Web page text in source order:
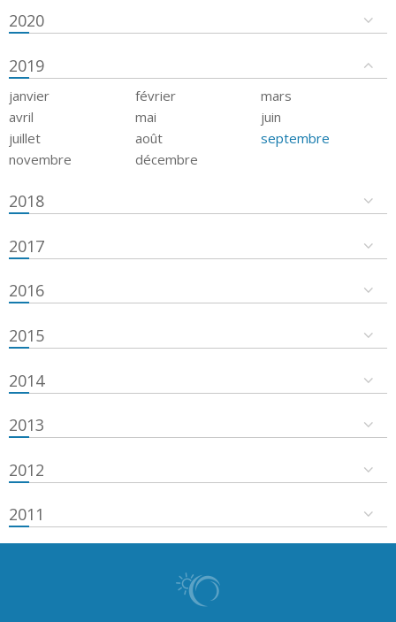
2020
2019
janvier février
mars
avril
mai
juin
juillet
août
septembre
novembre
décembre
2018
2017
2016
2015
2014
2013
2012
2011